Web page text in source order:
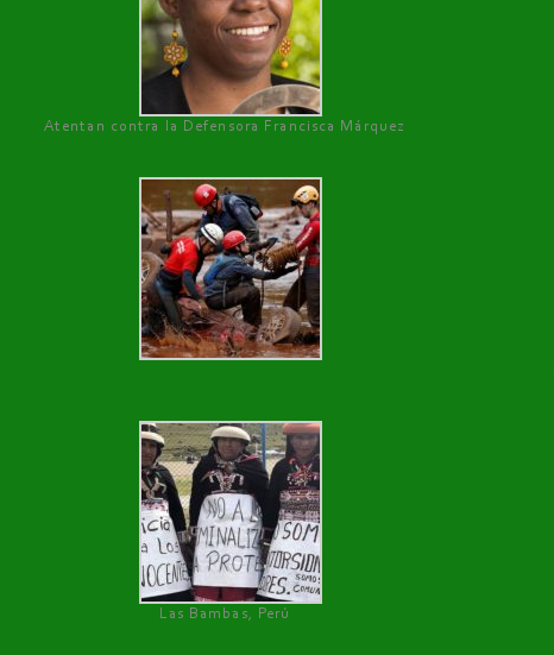
Atentan contra la Defensora Francisca Márquez
Las Bambas, Perú